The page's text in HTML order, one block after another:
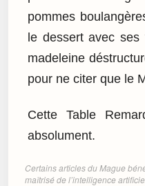
pommes
le dessert avec
madeleine
pour ne citer que le
Cette Table
absolument.
Certains articles du Mague
maîtrisé de l’intelligence